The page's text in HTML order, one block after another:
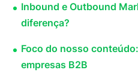
Inbound e Outbound
diferença?
Foco do nosso
empresas B2B